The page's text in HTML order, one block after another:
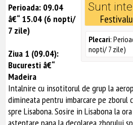
Sunt
Plecari:
nopti/ 7 zile)
Perioada: 09.04
â€“ 15.04 (6 nopti/
7 zile)
Ziua 1 (09.04):
Bucuresti â€“
Madeira
Intalnire cu insotitorul de grup la
dimineata pentru imbarcare pe zborul
spre Lisabona. Sosire in Lisabona la